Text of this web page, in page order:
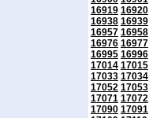
16919 16920
16938 16939
16957 16958
16976 16977
16995 16996
17014 17015
17033 17034
17052 17053
17071 17072
17090 17091